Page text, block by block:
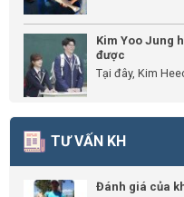
Kim Yoo Jung
được
Tại đây, Kim
TƯ VẤN KH
Đánh giá của